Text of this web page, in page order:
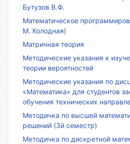
Бутузов В.Ф.
Математическое
М. Колодная)
Матричная теория
Методические указания к
теории вероятностей
Методические указания по
«Математика» для студентов
обучения технических
Методичка по высшей
решений (3й семестр)
Методичка по дискретной